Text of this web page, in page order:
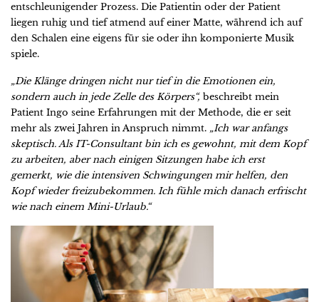
entschleunigender Prozess. Die Patientin oder der Patient
liegen ruhig und tief atmend auf einer Matte, während ich auf
den Schalen eine eigens für sie oder ihn komponierte Musik
spiele.
„Die Klänge dringen nicht nur tief in die Emotionen ein,
sondern auch in jede Zelle des Körpers“, beschreibt mein
Patient Ingo seine Erfahrungen mit der Methode, die er seit
mehr als zwei Jahren in Anspruch nimmt. „Ich war anfangs
skeptisch. Als IT-Consultant bin ich es gewohnt, mit dem Kopf
zu arbeiten, aber nach einigen Sitzungen habe ich erst
gemerkt, wie die intensiven Schwingungen mir helfen, den
Kopf wieder freizubekommen. Ich fühle mich danach erfrischt
wie nach einem Mini-Urlaub.“